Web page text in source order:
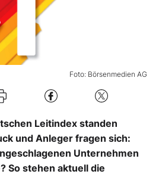
Foto: Börsenmedien AG
Leitindex standen
und Anleger fragen sich:
Unternehmen
So stehen aktuell die